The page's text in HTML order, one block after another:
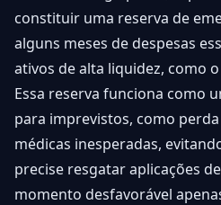
constituir uma reserva de
alguns meses de despesas
ativos de alta liquidez, como
Essa reserva funciona como
para imprevistos, como
médicas inesperadas,
precise resgatar aplicações
momento desfavorável